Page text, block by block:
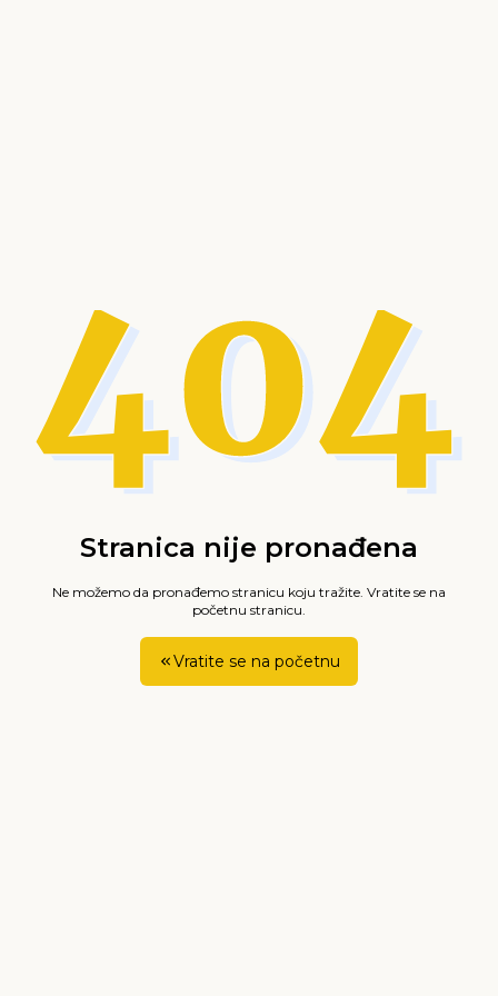
Stranica nije pronađena
Ne možemo da pronađemo stranicu koju tražite. Vratite se na
početnu stranicu.
Vratite se na početnu